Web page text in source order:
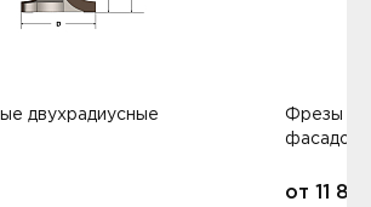
двухрадиусные
Фрезы
фасадов
от 11